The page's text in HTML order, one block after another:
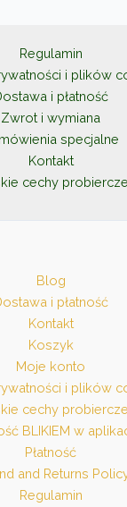
na
stronie
produktu
Regulamin
i plików
i płatność
Zwrot i wymiana
specjalne
Kontakt
cechy probiercze
Blog
i płatność
Kontakt
Koszyk
Moje konto
i plików
cechy probiercze
BLIKIEM w
Płatność
and Returns
Regulamin